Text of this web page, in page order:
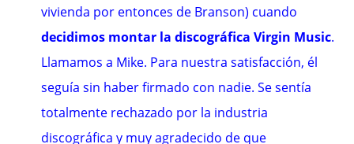
vivienda por entonces de Branson) cuando
decidimos montar la discográfica Virgin Music.
Llamamos a Mike. Para nuestra satisfacción, él
seguía sin haber firmado con nadie. Se sentía
totalmente rechazado por la industria
discográfica y muy agradecido de que